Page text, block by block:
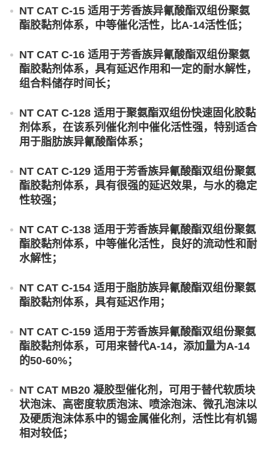
NT CAT C-15 适用于芳香族异氰酸酯双组份聚氨
酯胶黏剂体系，中等催化活性，比A-14活性低；
NT CAT C-16 适用于芳香族异氰酸酯双组份聚氨
酯胶黏剂体系，具有延迟作用和一定的耐水解性，
组合料储存时间长；
NT CAT C-128 适用于聚氨酯双组份快速固化胶黏
剂体系，在该系列催化剂中催化活性强，特别适合
用于脂肪族异氰酸酯体系；
NT CAT C-129 适用于芳香族异氰酸酯双组份聚氨
酯胶黏剂体系，具有很强的延迟效果，与水的稳定
性较强；
NT CAT C-138 适用于芳香族异氰酸酯双组份聚氨
酯胶黏剂体系，中等催化活性，良好的流动性和耐
水解性；
NT CAT C-154 适用于脂肪族异氰酸酯双组份聚氨
酯胶黏剂体系，具有延迟作用；
NT CAT C-159 适用于芳香族异氰酸酯双组份聚氨
酯胶黏剂体系，可用来替代A-14，添加量为A-14
的50-60%；
NT CAT MB20 凝胶型催化剂，可用于替代软质块
状泡沫、高密度软质泡沫、喷涂泡沫、微孔泡沫以
及硬质泡沫体系中的锡金属催化剂，活性比有机锡
相对较低；